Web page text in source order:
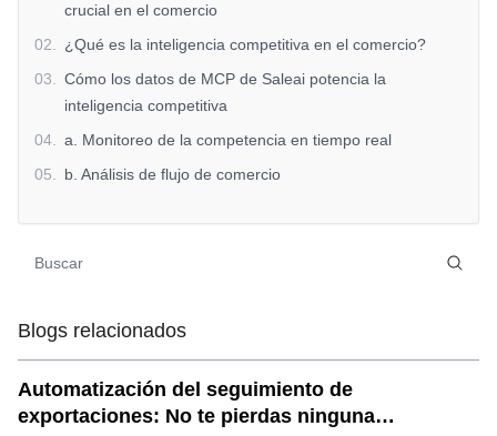
crucial en el comercio
02
¿Qué es la inteligencia competitiva en el comercio?
03
Cómo los datos de MCP de Saleai potencia la
inteligencia competitiva
04
a. Monitoreo de la competencia en tiempo real
05
b. Análisis de flujo de comercio
09. a. Toma de decisiones proactivas
c. Posición mejorada del mercado
Blogs relacionados
Automatización del seguimiento de
exportaciones: No te pierdas ninguna